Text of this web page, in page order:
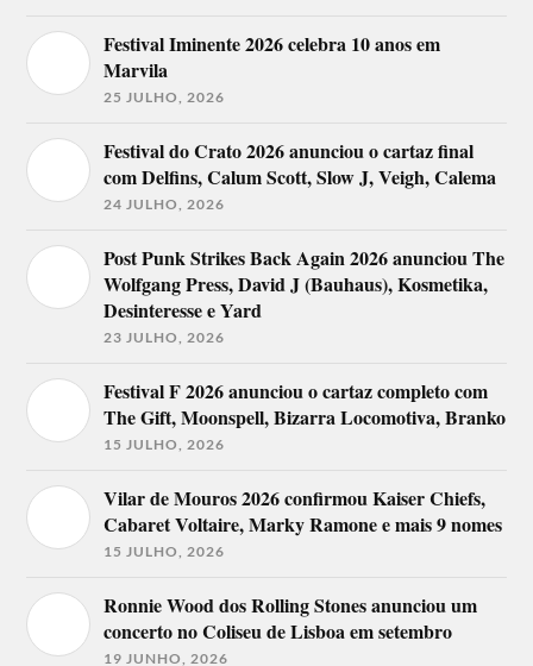
Festival Iminente 2026 celebra 10 anos em
Marvila
25 JULHO, 2026
Festival do Crato 2026 anunciou o cartaz final
com Delfins, Calum Scott, Slow J, Veigh, Calema
24 JULHO, 2026
Post Punk Strikes Back Again 2026 anunciou The
Wolfgang Press, David J (Bauhaus), Kosmetika,
Desinteresse e Yard
23 JULHO, 2026
Festival F 2026 anunciou o cartaz completo com
The Gift, Moonspell, Bizarra Locomotiva, Branko
15 JULHO, 2026
Vilar de Mouros 2026 confirmou Kaiser Chiefs,
Cabaret Voltaire, Marky Ramone e mais 9 nomes
15 JULHO, 2026
Ronnie Wood dos Rolling Stones anunciou um
concerto no Coliseu de Lisboa em setembro
19 JUNHO, 2026